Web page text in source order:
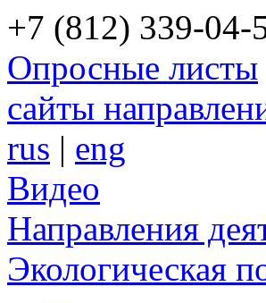
+7 (812) 339-04-
Опросные листы
сайты
rus | eng
Видео
Направления
Экологическая